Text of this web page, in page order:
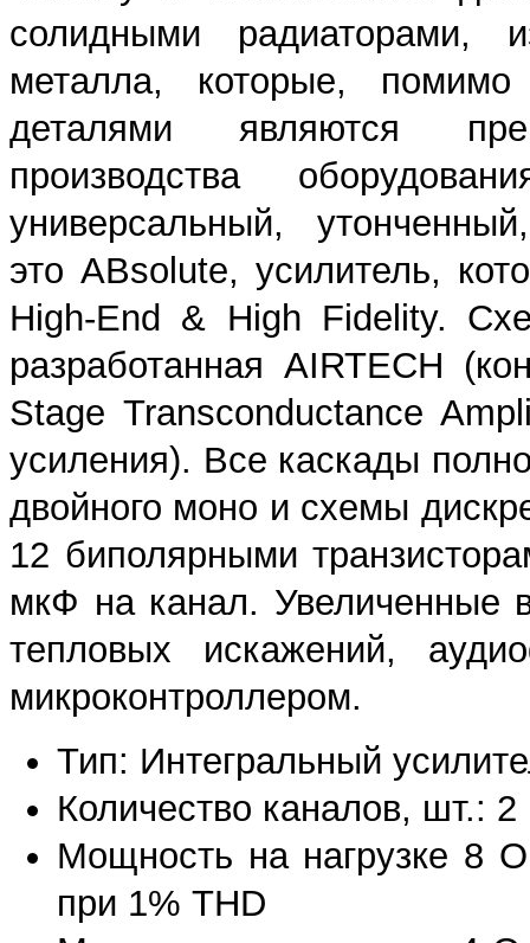
солидными радиаторами,
металла, которые,
деталями являются
производства
универсальный,
это ABsolute, усилитель,
High-End & High Fidelity.
разработанная AIRTECH
Stage Transconductance
усиления). Все каскады
двойного моно и схемы
12 биполярными
мкФ на канал. Увеличенные
тепловых искажений,
микроконтроллером.
Тип: Интегральный
Количество каналов, шт.: 2
Мощность на нагрузке 8
при 1% THD